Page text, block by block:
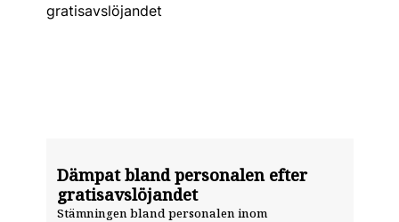
Dämpat bland personalen efter
gratisavslöjandet
Stämningen bland personalen inom